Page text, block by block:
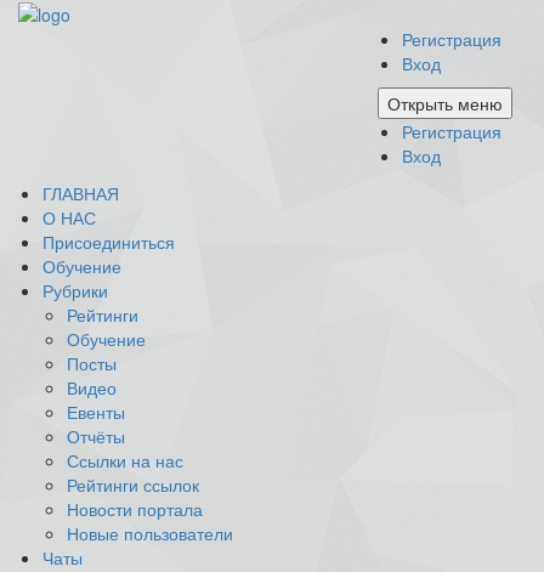
Регистрация
Вход
Открыть меню
Регистрация
Вход
ГЛАВНАЯ
О НАС
Присоединиться
Обучение
Рубрики
Рейтинги
Обучение
Посты
Видео
Евенты
Отчёты
Ссылки на нас
Рейтинги ссылок
Новости портала
Новые пользователи
Чаты